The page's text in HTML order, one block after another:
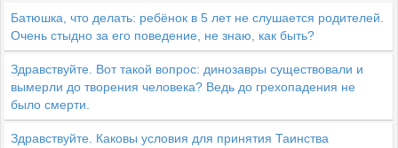
Батюшка, что делать: ребёнок в 5 лет не слушается родителей.
Очень стыдно за его поведение, не знаю, как быть?
Здравствуйте. Вот такой вопрос: динозавры существовали и
вымерли до творения человека? Ведь до грехопадения не
было смерти.
Здравствуйте. Каковы условия для принятия Таинства